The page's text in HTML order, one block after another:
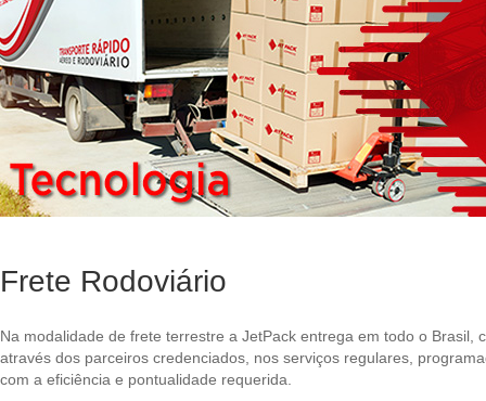
Frete Rodoviário
Na modalidade de frete terrestre a JetPack entrega em todo o Brasil,
através dos parceiros credenciados, nos serviços regulares,
com a eficiência e pontualidade requerida.